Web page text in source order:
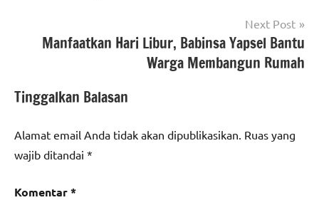
Next Post
Manfaatkan Hari Libur, Babinsa Yapsel Bantu
Warga Membangun Rumah
Tinggalkan Balasan
Alamat email Anda tidak akan dipublikasikan. Ruas yang
wajib ditandai *
Komentar*